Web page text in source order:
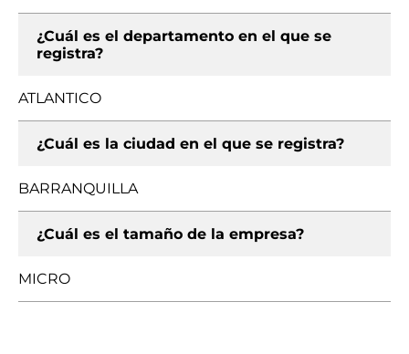
¿Cuál es el departamento en el que se
registra?
ATLANTICO
¿Cuál es la ciudad en el que se registra?
BARRANQUILLA
¿Cuál es el tamaño de la empresa?
MICRO